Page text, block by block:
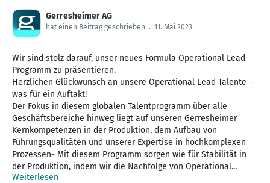
Gerresheimer AG
hat einen Beitrag geschrieben . 11. Mai 2023
Wir sind stolz darauf, unser neues Formula Operational Lead
Programm zu präsentieren.
Herzlichen Glückwunsch an unsere Operational Lead Talente -
was für ein Auftakt!
Der Fokus in diesem globalen Talentprogramm über alle
Geschäftsbereiche hinweg liegt auf unseren Gerresheimer
Kernkompetenzen in der Produktion, dem Aufbau von
Führungsqualitäten und unserer Expertise in hochkomplexen
Prozessen- Mit diesem Programm sorgen wie für Stabilität in
der Produktion, indem wir die Nachfolge von Operational...
Weiterlesen